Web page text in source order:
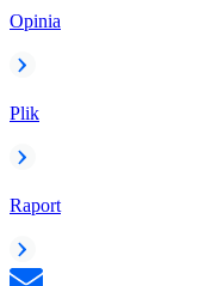
Opinia
Plik
Raport